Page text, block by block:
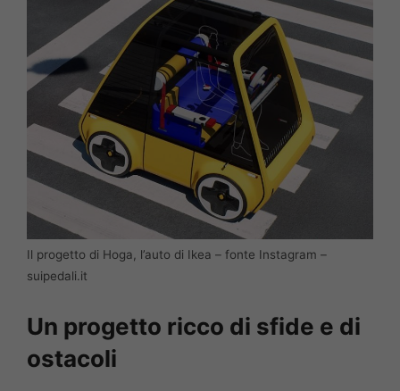
Il progetto di Hoga, l’auto di Ikea – fonte Instagram –
suipedali.it
Un progetto ricco di sfide e di
ostacoli